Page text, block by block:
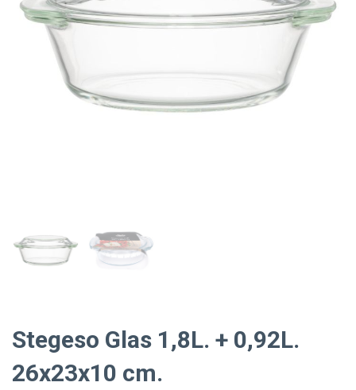
Stegeso Glas 1,8L. + 0,92L.
26x23x10 cm.